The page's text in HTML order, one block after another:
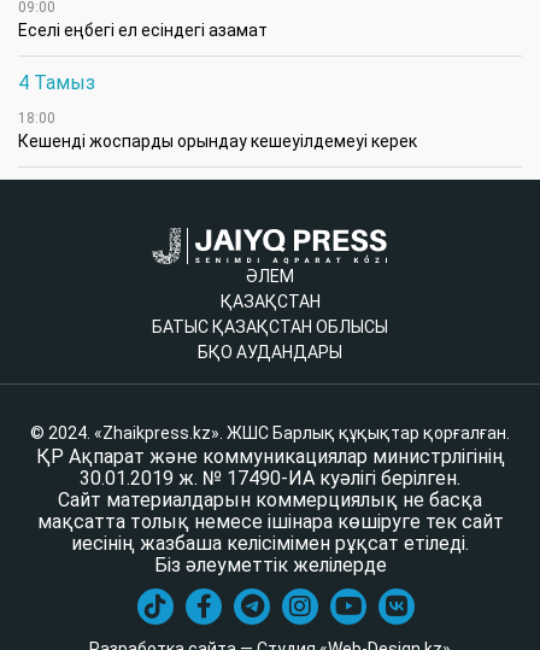
09:00
Еселі еңбегі ел есіндегі азамат
4 Тамыз
18:00
Кешенді жоспарды орындау кешеуілдемеуі керек
ӘЛЕМ
ҚАЗАҚСТАН
БАТЫС ҚАЗАҚСТАН ОБЛЫСЫ
БҚО АУДАНДАРЫ
© 2024. «Zhaikpress.kz». ЖШС Барлық құқықтар қорғалған.
ҚР Ақпарат және коммуникациялар министрлігінің
30.01.2019 ж. № 17490-ИА куәлігі берілген.
Сайт материалдарын коммерциялық не басқа
мақсатта толық немесе ішінара көшіруге тек сайт
иесінің жазбаша келісімімен рұқсат етіледі.
Біз әлеуметтік желілерде